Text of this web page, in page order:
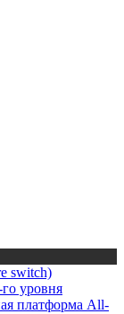
switch)
уровня
платформа All-